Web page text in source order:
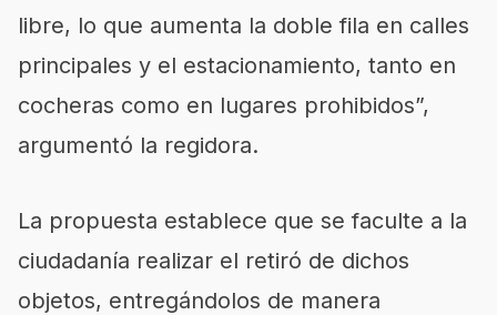
libre, lo que aumenta la doble fila en calles
principales y el estacionamiento, tanto en
cocheras como en lugares prohibidos”,
argumentó la regidora.
La propuesta establece que se faculte a la
ciudadanía realizar el retiró de dichos
objetos, entregándolos de manera